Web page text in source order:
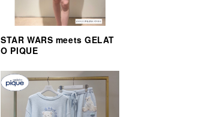
STAR WARS meets GELAT
O PIQUE